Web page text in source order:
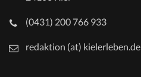
(0431) 200 766 933
redaktion (at) kielerleben.de